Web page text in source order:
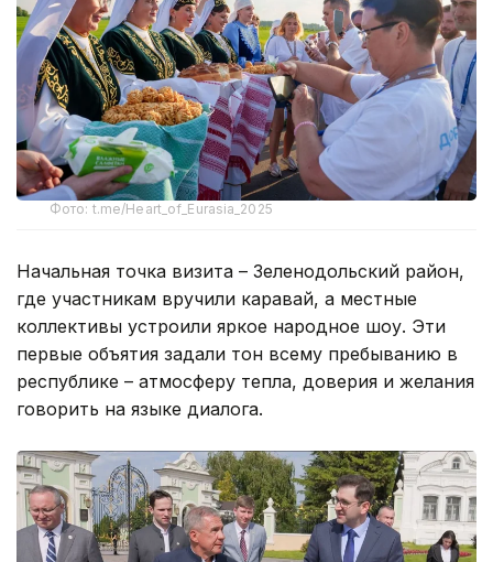
Фото: t.me/Heart_of_Eurasia_2025
Начальная точка визита – Зеленодольский район,
где участникам вручили каравай, а местные
коллективы устроили яркое народное шоу. Эти
первые объятия задали тон всему пребыванию в
республике – атмосферу тепла, доверия и желания
говорить на языке диалога.